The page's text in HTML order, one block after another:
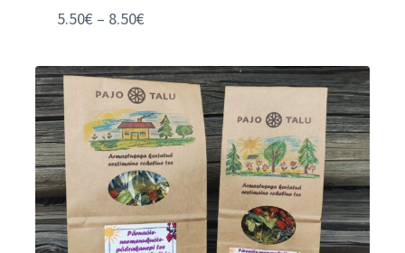
5.50€ – 8.50€